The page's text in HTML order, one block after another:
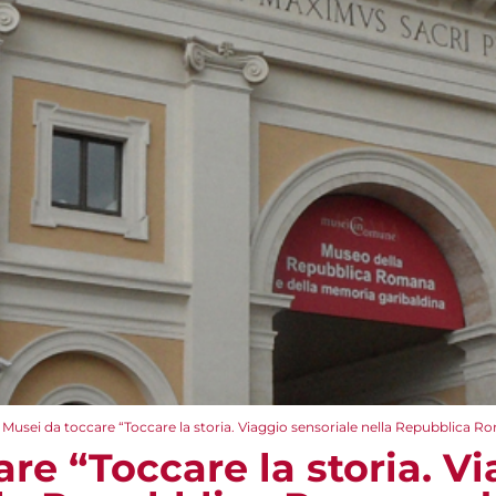
Musei da toccare “Toccare la storia. Viaggio sensoriale nella Repubblica
“Toccare la storia.